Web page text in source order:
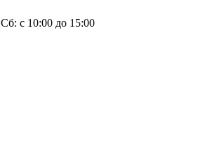
Сб: с 10:00 до 15:00